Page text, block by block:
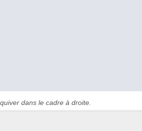
dans le cadre à droite.